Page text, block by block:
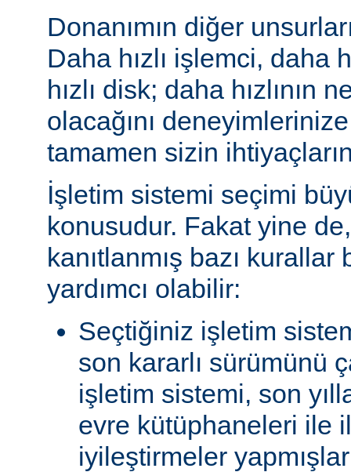
Donanımın diğer
Daha hızlı işlemci, daha
hızlı disk; daha hızlının
olacağını
tamamen sizin
İşletim sistemi seçimi
konusudur. Fakat yine de,
kanıtlanmış bazı
yardımcı olabilir:
Seçtiğiniz işletim
son kararlı sürümünü
işletim sistemi, son
evre kütüphaneleri ile
iyileştirmeler